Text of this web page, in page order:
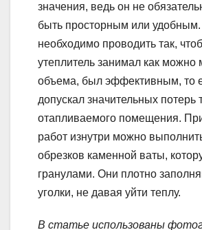
значения, ведь он не
быть просторным или
необходимо проводить так,
утеплитель занимал как
объема, был эффективным, то
допускал значительных потерь
отапливаемого помещения.
работ изнутри можно
обрезков каменной ваты,
гранулами. Они плотно
уголки, не давая уйти теплу.
В статье использованы